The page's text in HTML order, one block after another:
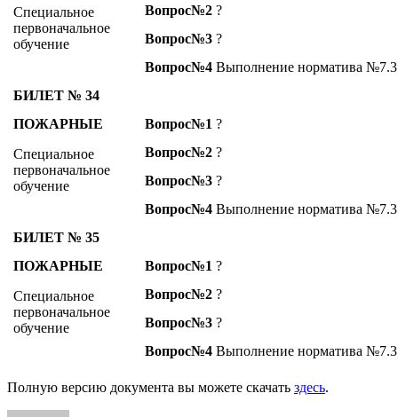
Специальное
первоначальное
обучение
Вопрос№2 ?
Вопрос№3 ?
Вопрос№4 Выполнение норматива №7.3
БИЛЕТ № 34
ПОЖАРНЫЕ
Специальное
первоначальное
обучение
Вопрос№1 ?
Вопрос№2 ?
Вопрос№3 ?
Вопрос№4 Выполнение норматива №7.3
БИЛЕТ № 35
ПОЖАРНЫЕ
Специальное
первоначальное
обучение
Вопрос№1 ?
Вопрос№2 ?
Вопрос№3 ?
Вопрос№4 Выполнение норматива №7.3
Полную версию документа вы можете скачать здесь.